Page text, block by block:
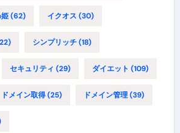
(62) イクオス (30)
シンプリッチ(18)
セキュリティ (29) ダイエット (109)
ドメイン取得(25) ドメイン管理(39)